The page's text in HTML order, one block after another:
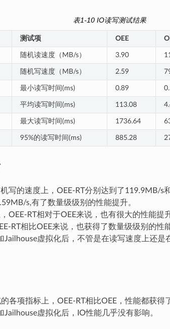
表1-10 IO读写测试结果
测试项 OEE
随机读速度（MB/s） 3.90
随机写速度（MB/s） 2.59
最小读写时间(ms) 0.89
平均读写时间(ms) 113.08
最大读写时间(ms) 1736.64
95%的读写时间(ms) 885.28
写的速度上，OEE-RT分别达到了119.9MB/s
s,有了数量级级别的性能提升。
OEE-RT相对于OEE来说，也有很大的性能提
RT相比OEE来说，也获得了数量级级别的性
Jailhouse虚拟化后，不管是在读写速度上还
各项指标上，OEE-RT相比OEE，性能都获得
Jailhouse虚拟化后，IO性能几乎没有影响。